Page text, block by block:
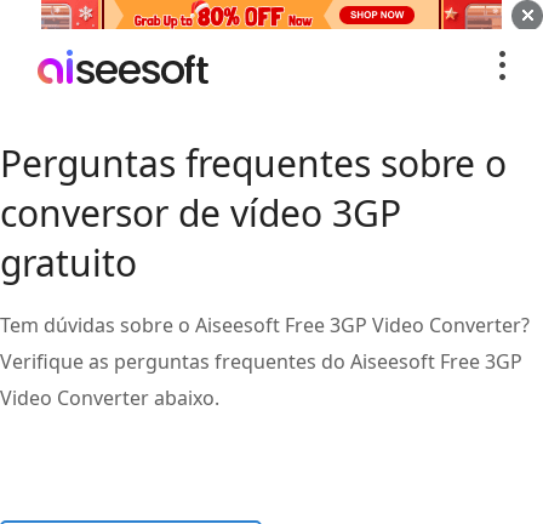
Perguntas frequentes sobre o
conversor de vídeo 3GP
gratuito
Tem dúvidas sobre o Aiseesoft Free 3GP Video Converter?
Verifique as perguntas frequentes do Aiseesoft Free 3GP
Video Converter abaixo.